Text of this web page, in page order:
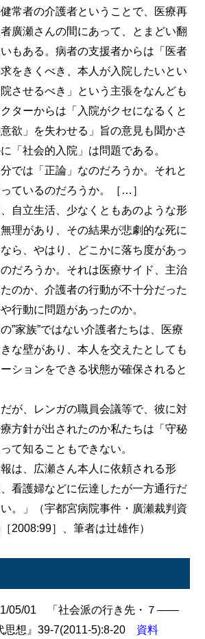
常者の介護者ということで、医療再
廣瀬さんの間にあって、とまどい翻
もある。病者の支援者からは「医者
をきくべき、本人が入院したいとい
させるべき」という主張をなんども
ターからは「入院がクセになるくと
欲」を失わせる」旨の意見も聞かさ
「社会的入院」は問題である。
では「正論」なのだろうか。それと
ているのだろうか。［…］
自立生活、少なくともあのような形
理があり、その結果が悲劇的な死に
ら、やはり、どこかに落ち度があっ
だろうか。それは医療サイド、主治
のか、介護者の行動が不十分だった
行動に問題があったのか。
”家族”ではない介護者たちは、医療
な壁があり、本人を交えたとしても
ションをできる状態が確保されると
が、レンガの職員会議等で、彼に対
方針が出されたのか私たちは「守秘
て知ることもできない。
は、広瀬さん本人に依頼される形
看護婦などに伝達したが一方通行だ
。」（宇都宮病院事件・廣瀬裁判資
2008:99］、筆者は辻雄作）
05/01 「社会派の行き先・７――
思想』39-7(2011-5):8-20 資料